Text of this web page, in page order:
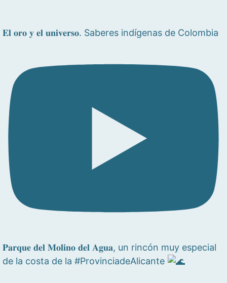
𝐄𝐥 𝐨𝐫𝐨 𝐲 𝐞𝐥 𝐮𝐧𝐢𝐯𝐞𝐫𝐬𝐨. Saberes indígenas de Colombia
𝐏𝐚𝐫𝐪𝐮𝐞 𝐝𝐞𝐥 𝐌𝐨𝐥𝐢𝐧𝐨 𝐝𝐞𝐥 𝐀𝐠𝐮𝐚, un rincón muy especial
de la costa de la #ProvinciadeAlicante